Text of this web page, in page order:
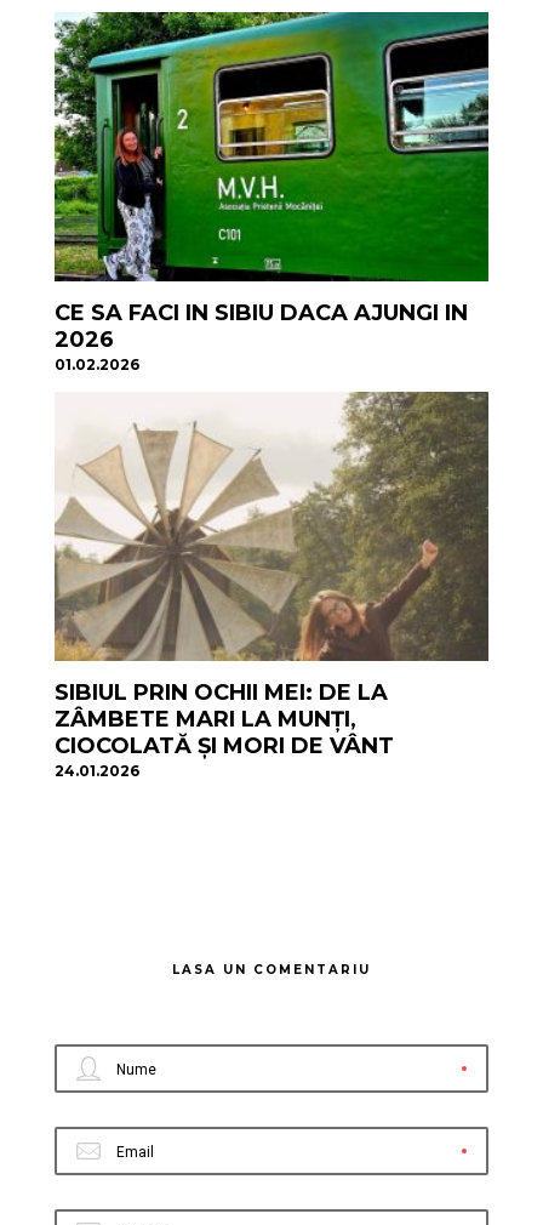
CE SA FACI IN SIBIU DACA AJUNGI IN
2026
01.02.2026
SIBIUL PRIN OCHII MEI: DE LA
ZÂMBETE MARI LA MUNȚI,
CIOCOLATĂ ȘI MORI DE VÂNT
24.01.2026
LASA UN COMENTARIU
Nume
Email